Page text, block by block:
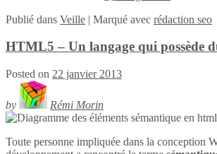
Publié dans Veille | Marqué avec rédaction seo
HTML5 – Un langage qui possède
Posted on 22 janvier 2013
by Rémi Morin
Toute personne impliquée dans la conception